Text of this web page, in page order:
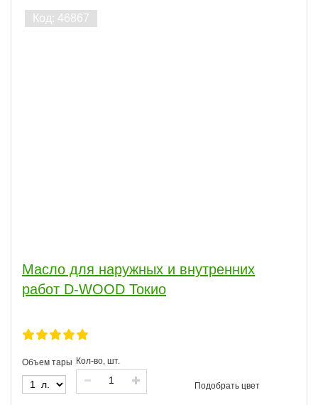
Масло для наружных и внутренних
работ D-WOOD Токио
Объем тары Кол-во, шт.